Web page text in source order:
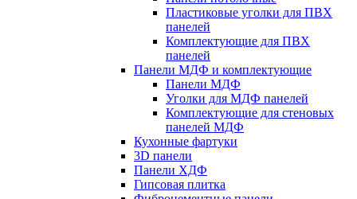
Пластиковые уголки для ПВХ
панелей
Комплектующие для ПВХ
панелей
Панели МДФ и комплектующие
Панели МДФ
Уголки для МДФ панелей
Комплектующие для стеновых
панелей МДФ
Кухонные фартуки
3D панели
Панели ХДФ
Гипсовая плитка